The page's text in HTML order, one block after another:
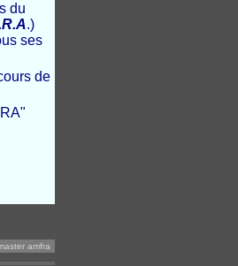
du
.)
ses
de
amfra